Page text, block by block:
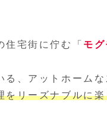
宅街に佇む「 モグ
、アットホーム
をリーズナブルに